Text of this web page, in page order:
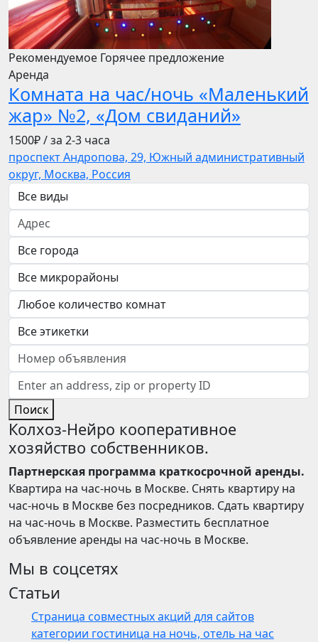
Рекомендуемое Горячее предложение
Аренда
Комната на час/ночь «Маленький
жар» №2, «Дом свиданий»
1500₽/ за 2-3 часа
проспект Андропова, 29, Южный административный
округ, Москва, Россия
Поиск
Колхоз-Нейро кооперативное
хозяйство собственников.
Партнерская программа краткосрочной аренды.
Квартира на час-ночь в Москве. Снять квартиру на
час-ночь в Москве без посредников. Сдать квартиру
на час-ночь в Москве. Разместить бесплатное
объявление аренды на час-ночь в Москве.
Мы в соцсетях
Статьи
Страница совместных акций для сайтов
категории гостиница на ночь, отель на час